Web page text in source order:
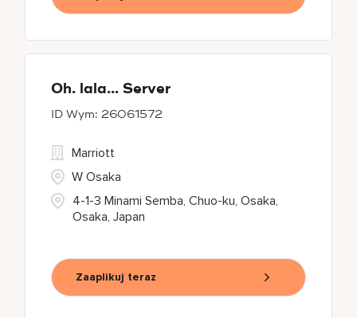
Oh. lala… Server
26061572
4-1-3 Minami Semba, Chuo-ku, Osaka,
Osaka, Japan
Marriott
W Osaka
Zaaplikuj teraz